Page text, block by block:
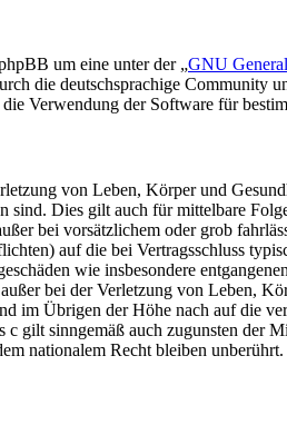
um eine unter der „GNU
die deutschsprachige
Verwendung der Software für
von Leben, Körper und
sind. Dies gilt auch für mittelbare
bei vorsätzlichem oder grob
auf die bei Vertragsschluss
wie insbesondere
bei der Verletzung von Leben,
im Übrigen der Höhe nach auf die
c gilt sinngemäß auch zugunsten der
nationalem Recht bleiben unberührt.